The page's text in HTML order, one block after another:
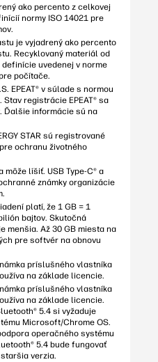
ako percento z celkovej
normy ISO 14021 pre
je vyjadrený ako percento
Recyklovaný materiál od
uvedenej v norme
počítače.
EPEAT® v súlade s normou
Stav registrácie EPEAT® sa
Ďalšie informácie sú na
STAR sú registrované
ochranu životného
líšiť. USB Type-C® a
známky organizácie
platí, že 1 GB = 1
bajtov. Skutočná
menšia. Až 30 GB miesta na
pre softvér na obnovu
príslušného vlastníka
na základe licencie.
príslušného vlastníka
na základe licencie.
5.4 si vyžaduje
Microsoft/Chrome OS.
operačného systému
5.4 bude fungovať
verzia.